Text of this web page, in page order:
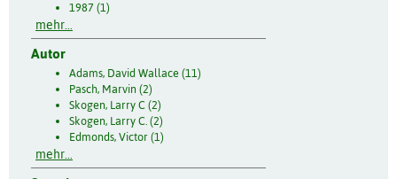
1987 (1)
mehr...
Autor
Adams, David Wallace (11)
Pasch, Marvin (2)
Skogen, Larry C (2)
Skogen, Larry C. (2)
Edmonds, Victor (1)
mehr...